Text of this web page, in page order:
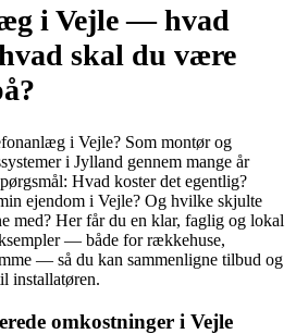
i Vejle — hvad
skal du være
i Vejle? Som montør og
i Jylland gennem mange år
Hvad koster det egentlig?
ejendom i Vejle? Og hvilke skjulte
med? Her får du en klar, faglig og lokal
— både for rækkehuse,
— så du kan sammenligne tilbud og
installatøren.
omkostninger i Vejle